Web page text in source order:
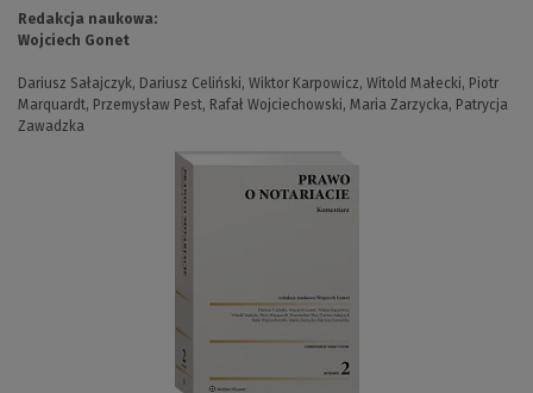
Redakcja naukowa:
Wojciech Gonet
Dariusz Sałajczyk, Dariusz Celiński, Wiktor Karpowicz, Witold Małecki, Piotr
Marquardt, Przemysław Pest, Rafał Wojciechowski, Maria Zarzycka, Patrycja
Zawadzka